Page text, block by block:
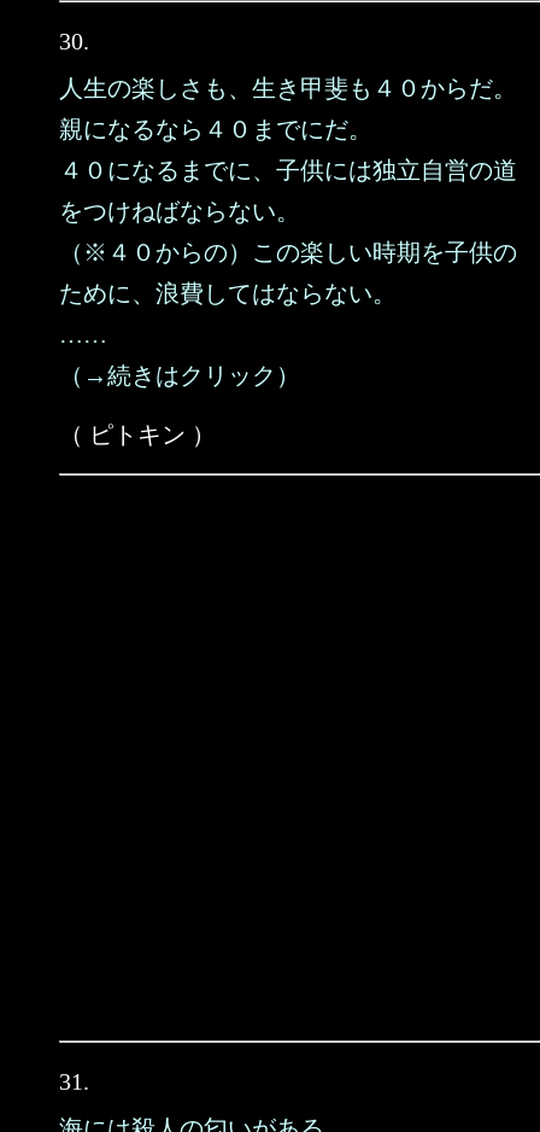
30.
人生の楽しさも、生き甲斐も４０からだ。
親になるなら４０までにだ。
４０になるまでに、子供には独立自営の道
をつけねばならない。
（※４０からの）この楽しい時期を子供の
ために、浪費してはならない。
……
（→続きはクリック）
（ ピトキン ）
31.